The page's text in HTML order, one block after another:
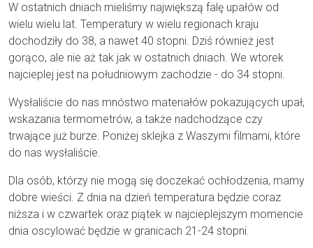
W ostatnich dniach mieliśmy największą falę upałów od
wielu wielu lat. Temperatury w wielu regionach kraju
dochodziły do 38, a nawet 40 stopni. Dziś również jest
gorąco, ale nie aż tak jak w ostatnich dniach. We wtorek
najcieplej jest na południowym zachodzie - do 34 stopni.
Wysłaliście do nas mnóstwo materiałów pokazujących upał,
wskazania termometrów, a także nadchodzące czy
trwające już burze. Poniżej sklejka z Waszymi filmami, które
do nas wysłaliście.
Dla osób, którzy nie mogą się doczekać ochłodzenia, mamy
dobre wieści. Z dnia na dzień temperatura będzie coraz
niższa i w czwartek oraz piątek w najcieplejszym momencie
dnia oscylować będzie w granicach 21-24 stopni.